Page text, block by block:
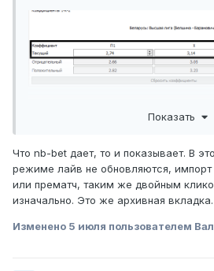
Показать
Что nb-bet дает, то и показывает. В
режиме лайв не обновляются, импорт
или прематч, таким же двойным
изначально. Это же архивная вкладка.
Изменено 5 июля пользователем